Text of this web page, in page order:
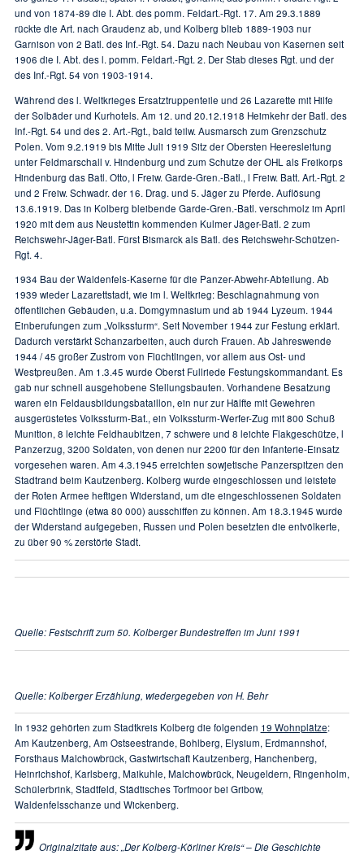
und von 1874-89 die I. Abt. des pomm. Feldart.-Rgt. 17. Am 29.3.1889
rückte die Art. nach Graudenz ab, und Kolberg blieb 1889-1903 nur
Garnison von 2 Batl. des Inf.-Rgt. 54. Dazu nach Neubau von Kasernen seit
1906 die I. Abt. des l. pomm. Feldart.-Rgt. 2. Der Stab dieses Rgt. und der
des Inf.-Rgt. 54 von 1903-1914.
Während des l. Weltkrieges Ersatztruppenteile und 26 Lazarette mit Hilfe
der Solbäder und Kurhotels. Am 12. und 20.12.1918 Heimkehr der Batl. des
Inf.-Rgt. 54 und des 2. Art.-Rgt., bald teilw. Ausmarsch zum Grenzschutz
Polen. Vom 9.2.1919 bis Mitte Juli 1919 Sitz der Obersten Heeresleitung
unter Feldmarschall v. Hindenburg und zum Schutze der OHL als Freikorps
Hindenburg das Batl. Otto, l Freiw. Garde-Gren.-Batl., l Freiw. Batt. Art.-Rgt. 2
und 2 Freiw. Schwadr. der 16. Drag. und 5. Jäger zu Pferde. Auflösung
13.6.1919. Das in Kolberg bleibende Garde-Gren.-Batl. verschmolz im April
1920 mit dem aus Neustettin kommenden Kulmer Jäger-Batl. 2 zum
Reichswehr-Jäger-Batl. Fürst Bismarck als Batl. des Reichswehr-Schützen-
Rgt. 4.
1934 Bau der Waldenfels-Kaserne für die Panzer-Abwehr-Abteilung. Ab
1939 wieder Lazarettstadt, wie im l. Weltkrieg: Beschlagnahmung von
öffentlichen Gebäuden, u.a. Domgymnasium und ab 1944 Lyzeum. 1944
Einberufungen zum „Volkssturm“. Seit November 1944 zur Festung erklärt.
Dadurch verstärkt Schanzarbeiten, auch durch Frauen. Ab Jahreswende
1944 / 45 großer Zustrom von Flüchtlingen, vor allem aus Ost- und
Westpreußen. Am 1.3.45 wurde Oberst Fullriede Festungskommandant. Es
gab nur schnell ausgehobene Stellungsbauten. Vorhandene Besatzung
waren ein Feldausbildungsbataillon, ein nur zur Hälfte mit Gewehren
ausgerüstetes Volkssturm-Bat., ein Volkssturm-Werfer-Zug mit 800 Schuß
Munition, 8 leichte Feldhaubitzen, 7 schwere und 8 leichte Flakgeschütze, l
Panzerzug, 3200 Soldaten, von denen nur 2200 für den Infanterie-Einsatz
vorgesehen waren. Am 4.3.1945 erreichten sowjetische Panzerspitzen den
Stadtrand beim Kautzenberg. Kolberg wurde eingeschlossen und leistete
der Roten Armee heftigen Widerstand, um die eingeschlossenen Soldaten
und Flüchtlinge (etwa 80 000) ausschiffen zu können. Am 18.3.1945 wurde
der Widerstand aufgegeben, Russen und Polen besetzten die entvölkerte,
zu über 90 % zerstörte Stadt.
Quelle: Festschrift zum 50. Kolberger Bundestreffen im Juni 1991
Quelle: Kolberger Erzählung, wiedergegeben von H. Behr
In 1932 gehörten zum Stadtkreis Kolberg die folgenden 19 Wohnplätze:
Am Kautzenberg, Am Ostseestrande, Bohlberg, Elysium, Erdmannshof,
Forsthaus Malchowbrück, Gastwirtschaft Kautzenberg, Hanchenberg,
Heinrichshof, Karlsberg, Maikuhle, Malchowbrück, Neugeldern, Ringenholm,
Schülerbrink, Stadtfeld, Städtisches Torfmoor bei Gribow,
Waldenfelsschanze und Wickenberg.
Originalzitate aus: „Der Kolberg-Körliner Kreis“ – Die Geschichte